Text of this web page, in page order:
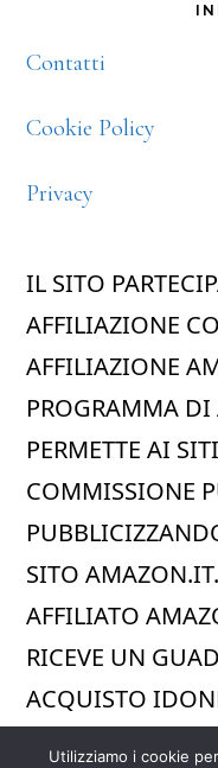
Contatti
Cookie Policy
Privacy
IL SITO
AFFILIAZIONE
AFFILIAZIONE
PROGRAMMA
PERMETTE AI
COMMISSIONE
SITO
AFFILIATO
RICEVE UN
ACQUISTO
Utilizziamo i cookie